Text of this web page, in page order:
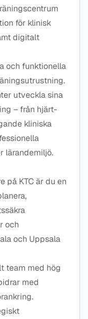
för klinisk
digitalt
och funktionella
utveckla sina
– från hjärt-
kliniska
lärandemiljö.
på KTC är du en
och
och Uppsala
team med hög
med